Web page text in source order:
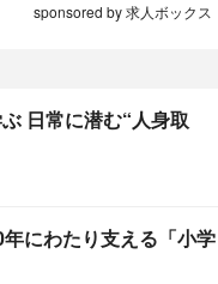
sponsored by 求人ボックス
日常に潜む“人身取
にわたり支える「小学